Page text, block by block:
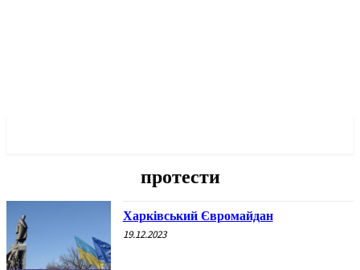
протести
Харківський Євромайдан
19.12.2023